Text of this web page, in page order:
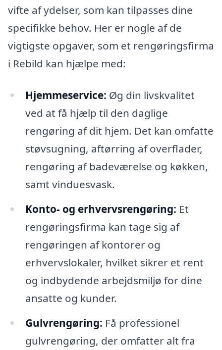
vifte af ydelser, som kan tilpasses dine
specifikke behov. Her er nogle af de
vigtigste opgaver, som et rengøringsfirma
i Rebild kan hjælpe med:
Hjemmeservice: Øg din livskvalitet
ved at få hjælp til den daglige
rengøring af dit hjem. Det kan omfatte
støvsugning, aftørring af overflader,
rengøring af badeværelse og køkken,
samt vinduesvask.
Konto- og erhvervsrengøring: Et
rengøringsfirma kan tage sig af
rengøringen af kontorer og
erhvervslokaler, hvilket sikrer et rent
og indbydende arbejdsmiljø for dine
ansatte og kunder.
Gulvrengøring: Få professionel
gulvrengøring, der omfatter alt fra